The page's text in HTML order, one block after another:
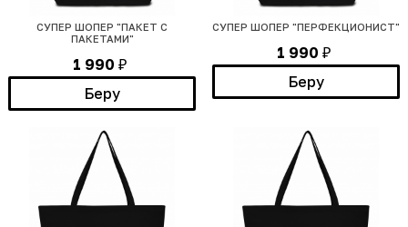
СУПЕР ШОПЕР "ПАКЕТ С
ПАКЕТАМИ"
1 990 ₽
Беру
СУПЕР ШОПЕР "ПЕРФЕКЦИОНИСТ"
1 990 ₽
Беру